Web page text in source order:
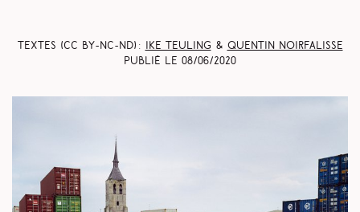
Textes (CC BY-NC-ND) : Ike Teuling & Quentin Noirfalisse
Publié le 08/06/2020